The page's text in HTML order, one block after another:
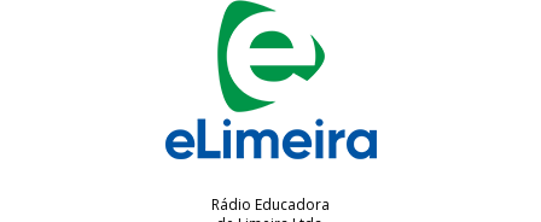
Rádio Educadora